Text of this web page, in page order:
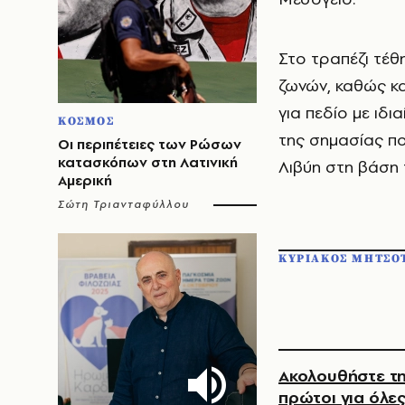
ΚΟΣΜΟΣ
Οι περιπέτειες των Ρώσων
κατασκόπων στη Λατινική
Αμερική
Σώτη Τριανταφύλλου
Στο τραπέζι
ζωνών, καθώς
για πεδίο με
της σημασίας
Λιβύη στη βάση
ΚΥΡΙΑΚΟΣ
Ακολουθήστε
πρώτοι για